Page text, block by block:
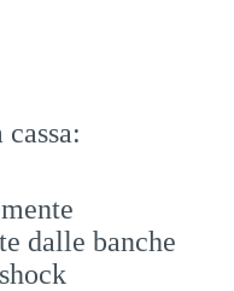
dalle banche